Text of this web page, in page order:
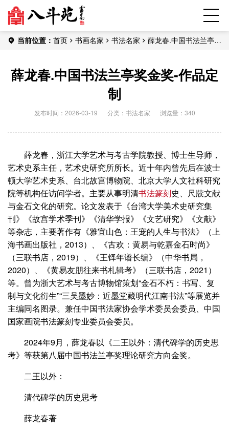
当前位置： 首页 书画名家 书法名家
薛龙春.中国书法兰亭奖
薛龙春.中国书法兰亭奖金奖-作品定
制
发布时间：2026-03-19 分类： 书法名家 浏览量：340
薛龙春，浙江大学艺术与考古学院教授、博士生导师，
艺术史系主任，艺术史研究所所长。近十年内曾先后在波士
顿大学艺术史系、台北故宫博物院、北京大学人文社科研究
院等机构任访问学者。主要从事明清书法篆刻史、尺牍文献
与金石文化的研究。论文发表于《台湾大学美术史研究集
刊》《故宫学术季刊》《清华学报》《文艺研究》《文献》
等杂志，主要著作有《雅宜山色：王宠的人生与书法》（上
海书画出版社，2013）、《古欢：黄易与乾嘉金石时尚》
（三联书店，2019）、《王铎年谱长编》（中华书局，
2020）、《黄易友朋往来书札辑考》（三联书店，2021）
等。曾为浙大艺术与考古博物馆策划“金石不朽：书写、复
制与文化衍生”“三吴墨妙：近墨堂藏明代江南书法”等展览并
主编同名图录。兼任中国书法家协会学术委员会委员、中国
国家画院书法篆刻专业委员会委员。
2024年9月，薛龙春以《二王以外：清代碑学的历史思
考》等获第八届中国书法兰亭奖理论研究方向金奖。
二王以外：
清代碑学的历史思考
薛龙春著